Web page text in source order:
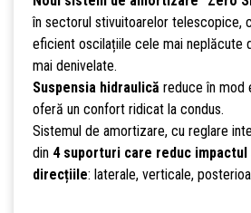
în sectorul stivuitoarelor telescopice,
eficient oscilațiile cele mai neplăcute
mai denivelate.
Suspensia hidraulică reduce în mod
oferă un confort ridicat la condus.
Sistemul de amortizare, cu reglare
din 4 suporturi care reduc
direcțiile: laterale, verticale,